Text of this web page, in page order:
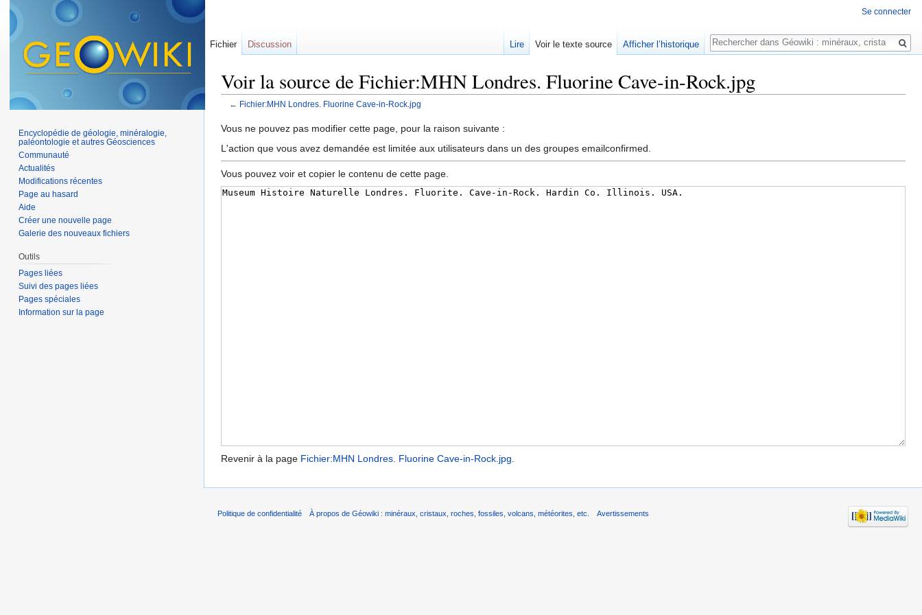
Voir la source de Fichier:MHN Londres. Fluorine Cave-in-Rock.jpg
← Fichier:MHN Londres. Fluorine Cave-in-Rock.jpg
Vous ne pouvez pas modifier cette page, pour la raison suivante :
L'action que vous avez demandée est limitée aux utilisateurs dans un des groupes emailconfirmed.
Vous pouvez voir et copier le contenu de cette page.
Revenir à la page Fichier:MHN Londres. Fluorine Cave-in-Rock.jpg.
Se connecter
Fichier Discussion Lire Voir le texte source Afficher l’historique
Rechercher
Encyclopédie de géologie, minéralogie,
paléontologie et autres Géosciences
Communauté
Actualités
Modifications récentes
Page au hasard
Aide
Créer une nouvelle page
Galerie des nouveaux fichiers
Outils
Pages liées
Suivi des pages liées
Pages spéciales
Information sur la page
Politique de confidentialité À propos de Géowiki : minéraux, cristaux, roches, fossiles, volcans, météorites, etc. Avertissements